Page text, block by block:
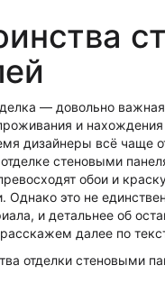
— довольно
и
дизайнеры всё чаще
стеновыми
обои и
Однако это не
и детальнее об
далее по